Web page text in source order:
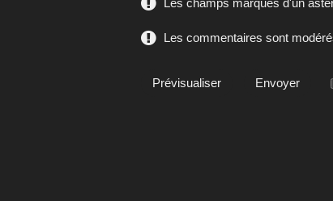
Les champs marqués d'un
Les commentaires sont